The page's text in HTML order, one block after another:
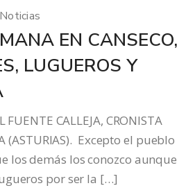
Noticias
EN CANSECO,
LUGUEROS Y
FUENTE CALLEJA, CRONISTA
(ASTURIAS). Excepto el pueblo
los demás los conozco aunque
por ser la […]